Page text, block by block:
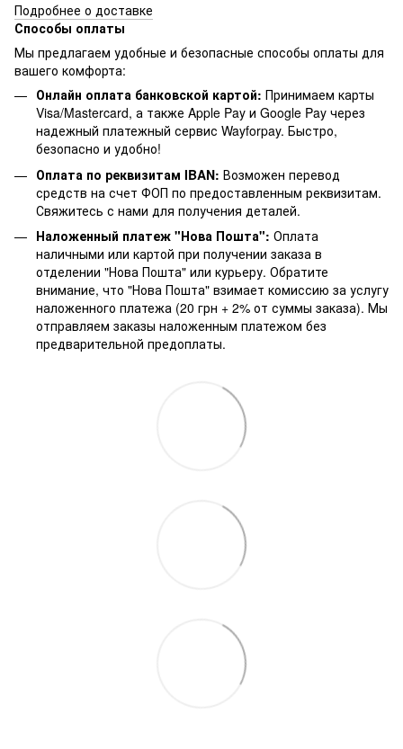
Подробнее о доставке
Способы оплаты
Мы предлагаем удобные и безопасные способы оплаты для
вашего комфорта:
Онлайн оплата банковской картой: Принимаем карты
Visa/Mastercard, а также Apple Pay и Google Pay через
надежный платежный сервис Wayforpay. Быстро,
безопасно и удобно!
Оплата по реквизитам IBAN: Возможен перевод
средств на счет ФОП по предоставленным реквизитам.
Свяжитесь с нами для получения деталей.
Наложенный платеж "Нова Пошта": Оплата
наличными или картой при получении заказа в
отделении "Нова Пошта" или курьеру. Обратите
внимание, что "Нова Пошта" взимает комиссию за услугу
наложенного платежа (20 грн + 2% от суммы заказа). Мы
отправляем заказы наложенным платежом без
предварительной предоплаты.